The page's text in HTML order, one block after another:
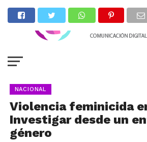
NACIONAL
Violencia feminicida
Investigar desde un
género